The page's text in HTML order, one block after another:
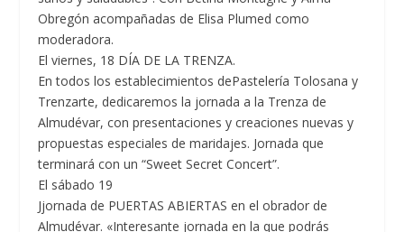
Obregón acompañadas de Elisa Plumed como
moderadora.
El viernes, 18 DÍA DE LA TRENZA.
En todos los establecimientos dePastelería Tolosana y
Trenzarte, dedicaremos la jornada a la Trenza de
Almudévar, con presentaciones y creaciones nuevas y
propuestas especiales de maridajes. Jornada que
terminará con un “Sweet Secret Concert”.
El sábado 19
Jjornada de PUERTAS ABIERTAS en el obrador de
Almudévar. «Interesante jornada en la que podrás